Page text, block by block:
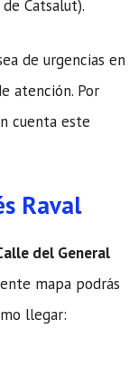
Catsalut).
de urgencias en
atención. Por
cuenta este
Raval
del General
mapa podrás
llegar: